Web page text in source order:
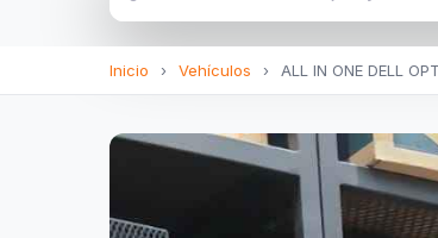
Inicio › Vehículos › ALL IN ONE DELL